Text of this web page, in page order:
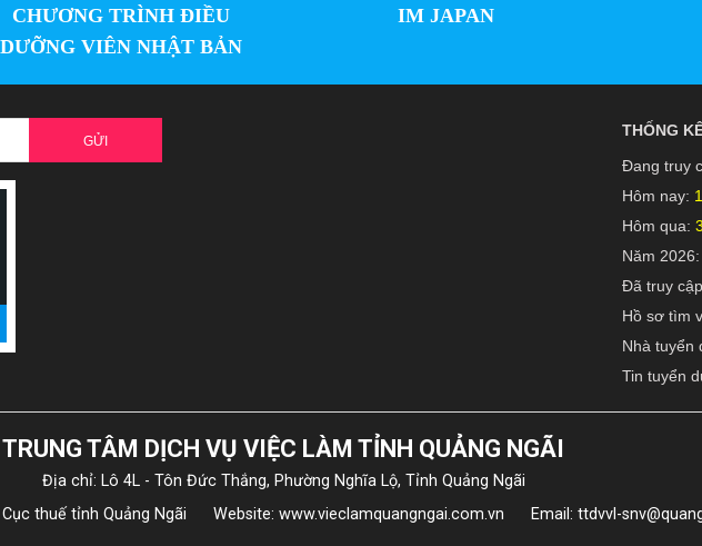
CHƯƠNG TRÌNH ĐIỀU
DƯỠNG VIÊN NHẬT BẢN
IM JAPAN
GỬI
THỐNG
Đang truy
Hôm nay:
Hôm qua:
Năm 2026:
Đã truy
Hồ sơ tìm
Nhà tuyển
Tin tuyển
TRUNG TÂM DỊCH VỤ VIỆC LÀM TỈNH QUẢNG NGÃI
Địa chỉ: Lô 4L - Tôn Đức Thắng, Phường Nghĩa Lộ, Tỉnh Quảng Ngãi
Cục thuế tỉnh Quảng Ngãi Website: www.vieclamquangngai.com.vn Email: ttdvvl-